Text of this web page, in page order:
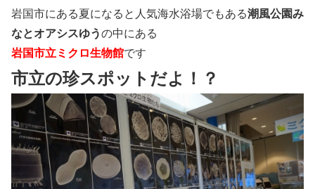
岩国市にある夏になると人気海水浴場でもある潮風公園み
なとオアシスゆうの中にある
岩国市立ミクロ生物館です
市立の珍スポットだよ！？